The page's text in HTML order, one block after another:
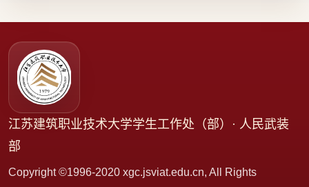
江苏建筑职业技术大学学生工作处（部）· 人民武装
部
Copyright ©1996-2020 xgc.jsviat.edu.cn, All Rights